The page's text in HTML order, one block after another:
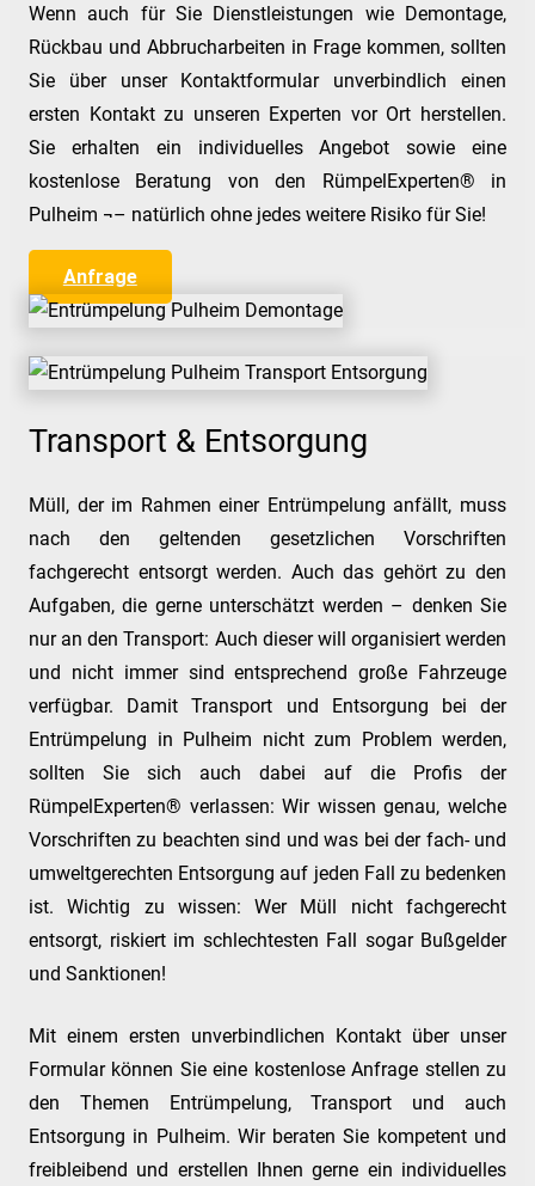
Wenn auch für Sie Dienstleistungen wie Demontage,
Rückbau und Abbrucharbeiten in Frage kommen, sollten
Sie über unser Kontaktformular unverbindlich einen
ersten Kontakt zu unseren Experten vor Ort herstellen.
Sie erhalten ein individuelles Angebot sowie eine
kostenlose Beratung von den RümpelExperten® in
Pulheim ¬– natürlich ohne jedes weitere Risiko für Sie!
Anfrage
Transport & Entsorgung
Müll, der im Rahmen einer Entrümpelung anfällt, muss
nach den geltenden gesetzlichen Vorschriften
fachgerecht entsorgt werden. Auch das gehört zu den
Aufgaben, die gerne unterschätzt werden – denken Sie
nur an den Transport: Auch dieser will organisiert werden
und nicht immer sind entsprechend große Fahrzeuge
verfügbar. Damit Transport und Entsorgung bei der
Entrümpelung in Pulheim nicht zum Problem werden,
sollten Sie sich auch dabei auf die Profis der
RümpelExperten® verlassen: Wir wissen genau, welche
Vorschriften zu beachten sind und was bei der fach- und
umweltgerechten Entsorgung auf jeden Fall zu bedenken
ist. Wichtig zu wissen: Wer Müll nicht fachgerecht
entsorgt, riskiert im schlechtesten Fall sogar Bußgelder
und Sanktionen!
Mit einem ersten unverbindlichen Kontakt über unser
Formular können Sie eine kostenlose Anfrage stellen zu
den Themen Entrümpelung, Transport und auch
Entsorgung in Pulheim. Wir beraten Sie kompetent und
freibleibend und erstellen Ihnen gerne ein individuelles